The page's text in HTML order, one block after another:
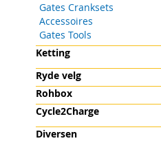
Gates Cranksets
Accessoires
Gates Tools
Ketting
Ryde velg
Rohbox
Cycle2Charge
Diversen